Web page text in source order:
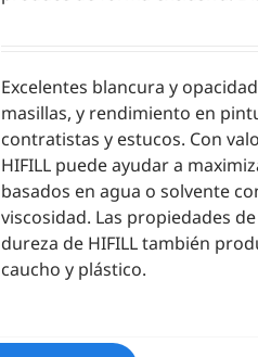
Excelentes blancura y
masillas, y rendimiento en
contratistas y estucos. Con
HIFILL puede ayudar a
basados ​​en agua o solvente
viscosidad. Las propiedades
dureza de HIFILL también
caucho y plástico.